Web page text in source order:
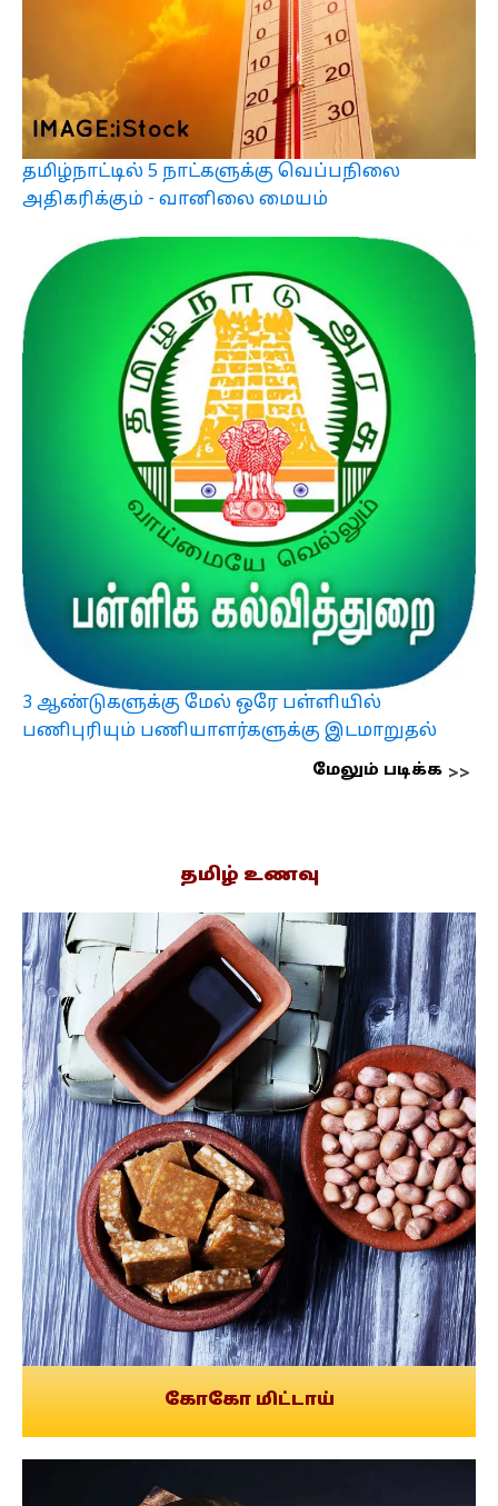
தமிழ்நாட்டில் 5 நாட்களுக்கு வெப்பநிலை
அதிகரிக்கும் - வானிலை மையம்
3 ஆண்டுகளுக்கு மேல் ஒரே பள்ளியில்
பணிபுரியும் பணியாளர்களுக்கு இடமாறுதல்
மேலும் படிக்க
தமிழ் உணவு
கோகோ மிட்டாய்